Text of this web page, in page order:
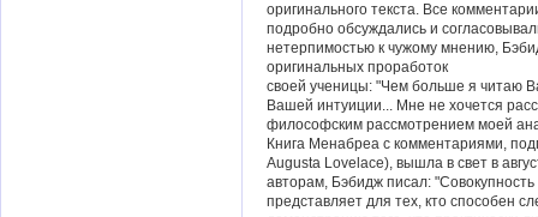
оригинального текста. Все
подробно обсуждались и
нетерпимостью к чужому мнению,
оригинальных проработок
своей ученицы: "Чем больше я читаю
Вашей интуиции... Мне не хочется
философским рассмотрением моей
Книга Менабреа с комментариями,
Augusta Lovelace), вышла в свет в
авторам, Бэбидж писал:
представляет для тех, кто способен